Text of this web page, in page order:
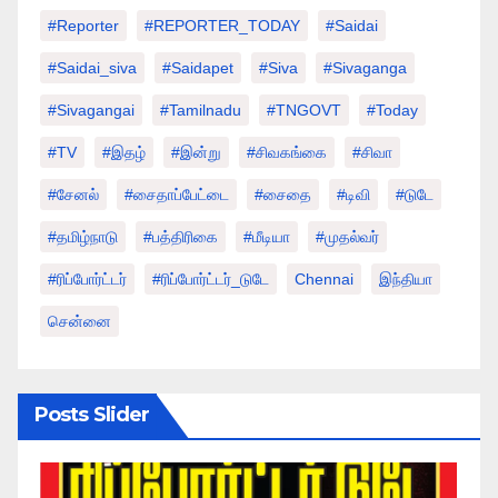
#Reporter #REPORTER_TODAY #saidai
#saidai_siva #saidapet #Siva #Sivaganga
#sivagangai #tamilnadu #TNGOVT #today
#TV #இதழ் #இன்று #சிவகங்கை #சிவா
#சேனல் #சைதாப்பேட்டை #சைதை #டிவி #டுடே
#தமிழ்நாடு #பத்திரிகை #மீடியா #முதல்வர்
#ரிப்போர்ட்டர் #ரிப்போர்ட்டர்_டுடே Chennai இந்தியா
சென்னை
Posts Slider